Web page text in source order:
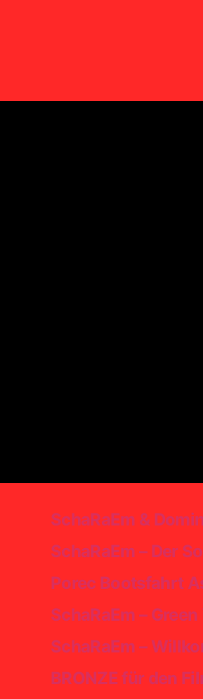
SchaRaEm &
SchaRaEm – Der
Porec Bootsfahrt
SchaRaEm –
SchaRaEm –
BRONZE für den